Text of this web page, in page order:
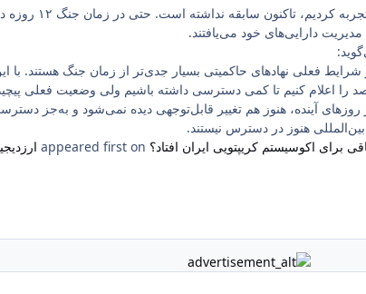
گستره خاموشی
دارایی‌های خود می‌یافتند.
شرایط فعلی نهاد‌های حاکمیتی بسیار جدی‌تر از زمان جنگ هستند. با
در روزهای آینده، هنوز هم تغییر قابل‌توجهی دیده نمی‌شود و
هنوز در دسترس نیستند.
برای اکوسیستم کریپتویی ایران افتاد؟